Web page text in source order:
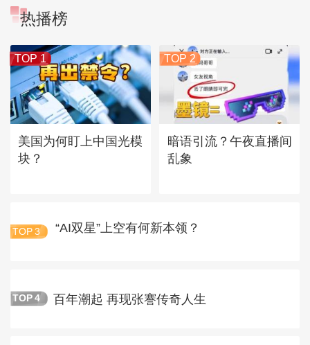
热播榜
TOP 1
美国为何盯上中国光模
块？
TOP 2
暗语引流？午夜直播间
乱象
TOP 3 “AI双星”上空有何新本领？
TOP 4 百年潮起 再现张謇传奇人生